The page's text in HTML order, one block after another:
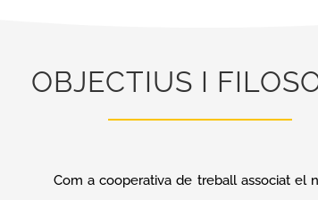
OBJECTIUS I
Com a cooperativa de treball associat